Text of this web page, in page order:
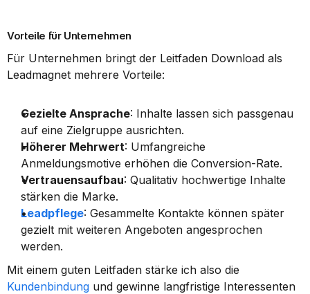
Vorteile für Unternehmen
Für Unternehmen bringt der Leitfaden Download als
Leadmagnet mehrere Vorteile:
Gezielte Ansprache: Inhalte lassen sich passgenau
auf eine Zielgruppe ausrichten.
Höherer Mehrwert: Umfangreiche
Anmeldungsmotive erhöhen die Conversion-Rate.
Vertrauensaufbau: Qualitativ hochwertige Inhalte
stärken die Marke.
Leadpflege: Gesammelte Kontakte können später
gezielt mit weiteren Angeboten angesprochen
werden.
Kundenbindung und gewinne langfristige Interessenten